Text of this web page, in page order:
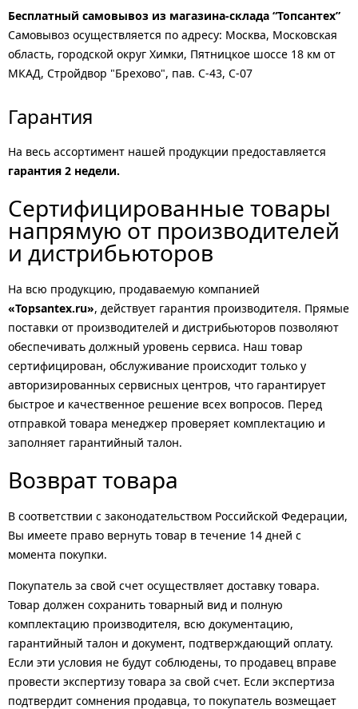
Бесплатный самовывоз из магазина-склада “Топсантех”
Самовывоз осуществляется по адресу: Москва, Московская
область, городской округ Химки, Пятницкое шоссе 18 км от
МКАД, Стройдвор "Брехово", пав. С-43, С-07
Гарантия
На весь ассортимент нашей продукции предоставляется
гарантия 2 недели.
Сертифицированные товары
напрямую от производителей
и дистрибьюторов
На всю продукцию, продаваемую компанией
«Topsantex.ru», действует гарантия производителя. Прямые
поставки от производителей и дистрибьюторов позволяют
обеспечивать должный уровень сервиса. Наш товар
сертифицирован, обслуживание происходит только у
авторизированных сервисных центров, что гарантирует
быстрое и качественное решение всех вопросов. Перед
отправкой товара менеджер проверяет комплектацию и
заполняет гарантийный талон.
Возврат товара
В соответствии с законодательством Российской Федерации,
Вы имеете право вернуть товар в течение 14 дней с
момента покупки.
Покупатель за свой счет осуществляет доставку товара.
Товар должен сохранить товарный вид и полную
комплектацию производителя, всю документацию,
гарантийный талон и документ, подтверждающий оплату.
Если эти условия не будут соблюдены, то продавец вправе
провести экспертизу товара за свой счет. Если экспертиза
подтвердит сомнения продавца, то покупатель возмещает